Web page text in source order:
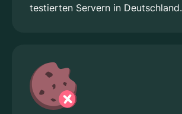
testierten Servern in Deutschland.